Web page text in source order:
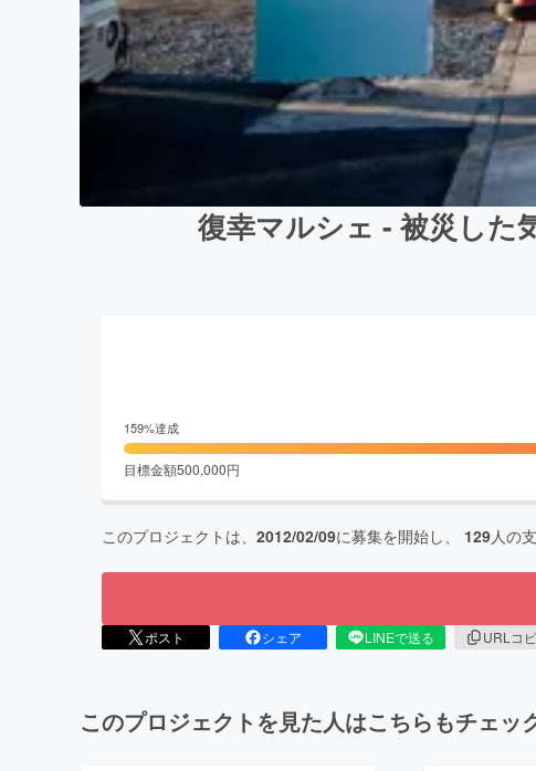
復幸マルシェ - 被災した
159%達成
目標金額500,000円
このプロジェクトは、 2012/02/09に募集を開始し、 129人の
ポスト シェア LINEで送る URLコ
このプロジェクトを見た人はこちらもチェッ